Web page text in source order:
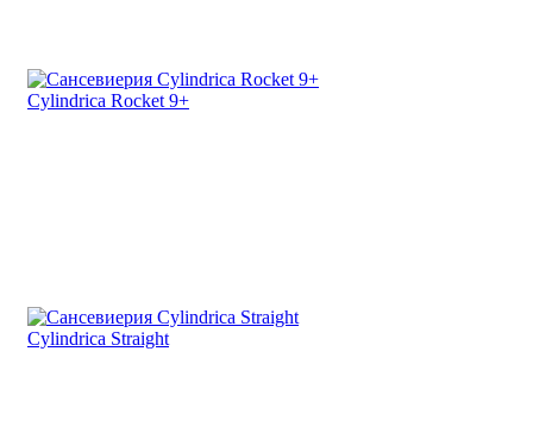
Cylindrica Rocket 9+
Cylindrica Straight